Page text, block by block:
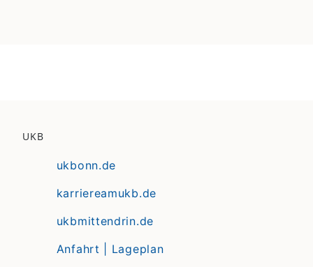
UKB
ukbonn.de
karriereamukb.de
ukbmittendrin.de
Anfahrt | Lageplan